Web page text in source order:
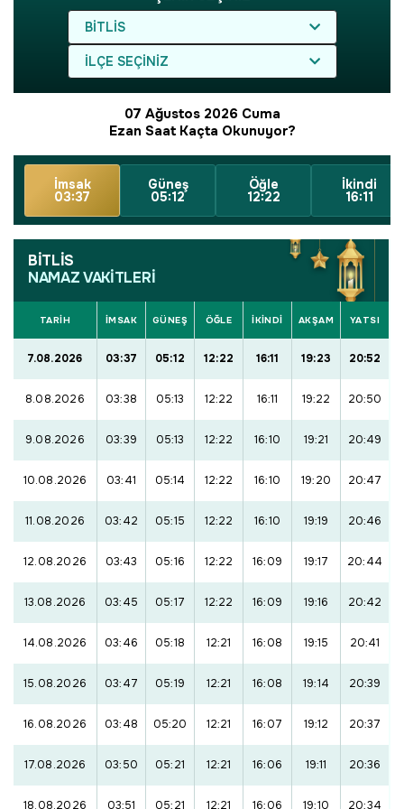
BITLIS
İLÇE SEÇINIZ
07 Ağustos 2026 Cuma
Ezan Saat Kaçta Okunuyor?
İmsak
03:37
Güneş
05:12
Öğle
12:22
İkindi
16:11
BİTLİS
NAMAZ VAKİTLERİ
TARİH İMSAK GÜNEŞ ÖĞLE İKINDI AKŞAM YATSI
7.08.2026 03:37 05:12 12:22 16:11 19:23 20:52
8.08.2026 03:38 05:13 12:22 16:11 19:22 20:50
9.08.2026 03:39 05:13 12:22 16:10 19:21 20:49
10.08.2026 03:41 05:14 12:22 16:10 19:20 20:47
11.08.2026 03:42 05:15 12:22 16:10 19:19 20:46
12.08.2026 03:43 05:16 12:22 16:09 19:17 20:44
13.08.2026 03:45 05:17 12:22 16:09 19:16 20:42
14.08.2026 03:46 05:18 12:21 16:08 19:15 20:41
15.08.2026 03:47 05:19 12:21 16:08 19:14 20:39
16.08.2026 03:48 05:20 12:21 16:07 19:12 20:37
17.08.2026 03:50 05:21 12:21 16:06 19:11 20:36
18.08.2026 03:51 05:21 12:21 16:06 19:10 20:34